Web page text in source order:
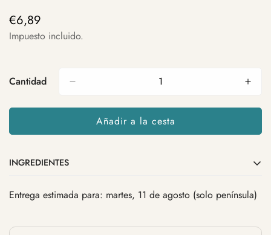
Precio
regular
€6,89
Impuesto incluido.
Cantidad
Añadir a la cesta
INGREDIENTES
Entrega estimada para: martes, 11 de agosto (solo península)